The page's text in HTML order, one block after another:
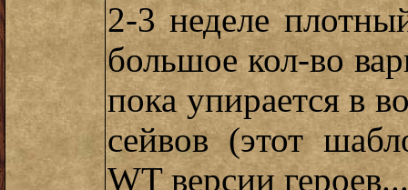
2-3 неделе
большое кол-во
пока упирается в
сейвов (этот
WT версии